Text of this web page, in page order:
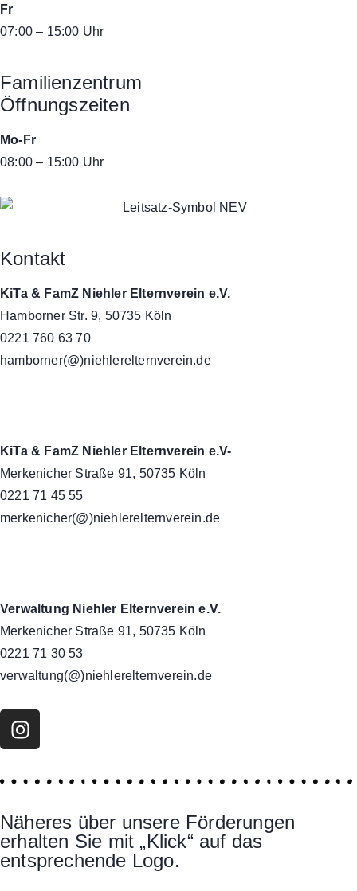
Fr
07:00 – 15:00 Uhr
Familienzentrum
Öffnungszeiten
Mo-Fr
08:00 – 15:00 Uhr
Kontakt
KiTa & FamZ Niehler Elternverein e.V.
Hamborner Str. 9, 50735 Köln
0221 760 63 70
hamborner(@)niehlerelternverein.de
KiTa & FamZ Niehler Elternverein e.V-
Merkenicher Straße 91, 50735 Köln
0221 71 45 55
merkenicher(@)niehlerelternverein.de
Verwaltung Niehler Elternverein e.V.
Merkenicher Straße 91, 50735 Köln
0221 71 30 53
verwaltung(@)niehlerelternverein.de
Näheres über unsere Förderungen
erhalten Sie mit „Klick“ auf das
entsprechende Logo.